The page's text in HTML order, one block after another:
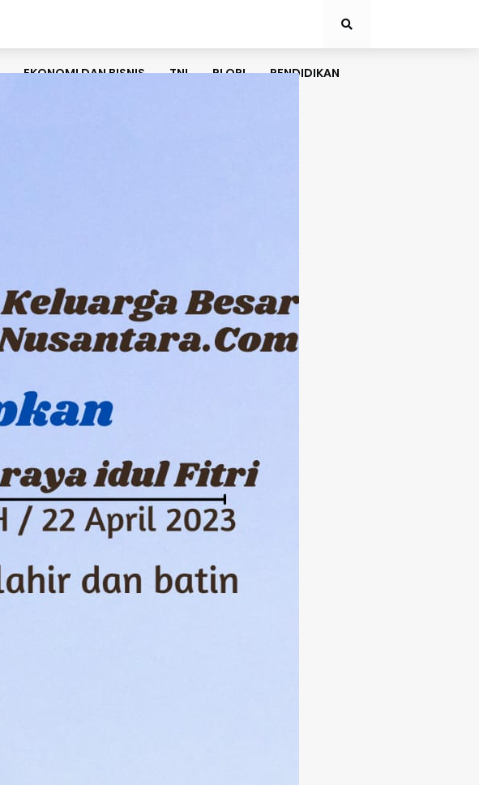
EKONOMI DAN BISNIS TNI PLORI PENDIDIKAN